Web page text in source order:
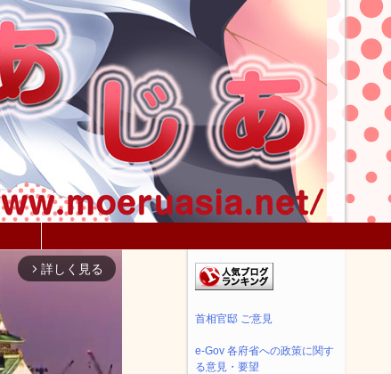
arrow_forward_ios 詳しく見る
首相官邸 ご意見
e-Gov 各府省への政策に関す
る意見・要望